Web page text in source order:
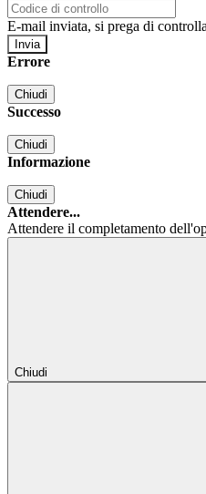
E-mail inviata, si prega di
Errore
Chiudi
Successo
Chiudi
Informazione
Chiudi
Attendere...
Attendere il completamento
Chiudi